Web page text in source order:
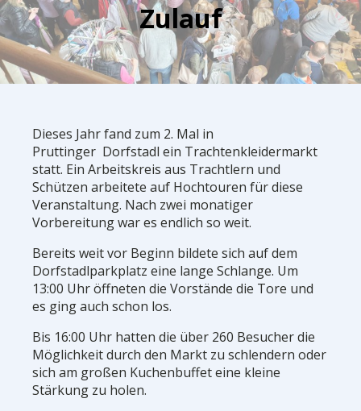
Zulauf
Dieses Jahr fand zum 2. Mal in
Pruttinger Dorfstadl ein Trachtenkleidermarkt
statt. Ein Arbeitskreis aus Trachtlern und
Schützen arbeitete auf Hochtouren für diese
Veranstaltung. Nach zwei monatiger
Vorbereitung war es endlich so weit.
Bereits weit vor Beginn bildete sich auf dem
Dorfstadlparkplatz eine lange Schlange. Um
13:00 Uhr öffneten die Vorstände die Tore und
es ging auch schon los.
Bis 16:00 Uhr hatten die über 260 Besucher die
Möglichkeit durch den Markt zu schlendern oder
sich am großen Kuchenbuffet eine kleine
Stärkung zu holen.